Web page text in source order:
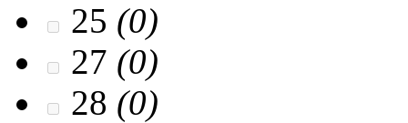
25 (0)
27 (0)
28 (0)